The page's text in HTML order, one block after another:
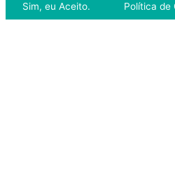
Sim, eu Aceito.
Política de